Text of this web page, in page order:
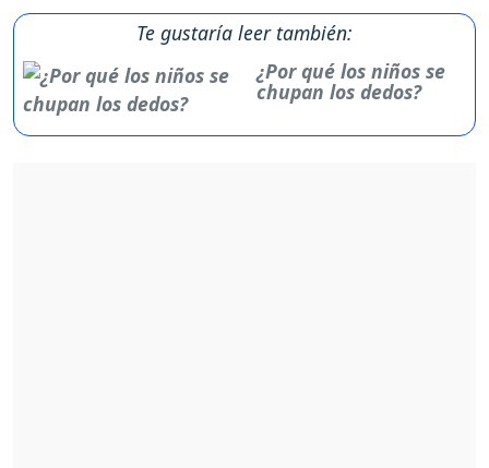
Te gustaría leer también:
¿Por qué los niños se
chupan los dedos?